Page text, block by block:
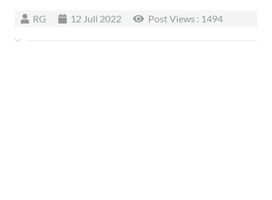
RG 12 Juli 2022 Post Views : 1494